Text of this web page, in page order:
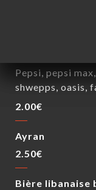
Pepsi, pepsi
shwepps, oasis,
2.00€
Ayran
2.50€
Bière libanaise